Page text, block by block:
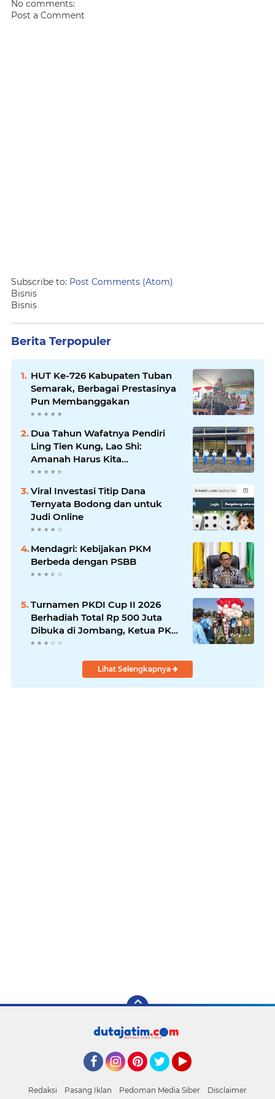
No comments:
Post a Comment
Subscribe to: Post Comments (Atom)
Bisnis
Bisnis
Berita Terpopuler
HUT Ke-726 Kabupaten Tuban
Semarak, Berbagai Prestasinya
Pun Membanggakan
Dua Tahun Wafatnya Pendiri
Ling Tien Kung, Lao Shi:
Amanah Harus Kita
Laksanakan!
Viral Investasi Titip Dana
Ternyata Bodong dan untuk
Judi Online
Mendagri: Kebijakan PKM
Berbeda dengan PSBB
Turnamen PKDI Cup II 2026
Berhadiah Total Rp 500 Juta
Dibuka di Jombang, Ketua PKDI
Jatim Syaifullah Mahdi: Ajang
Komunikasi Antar-Kades untuk
Lihat Selengkapnya
Redaksi Pasang Iklan Pedoman Media Siber
Disclaimer